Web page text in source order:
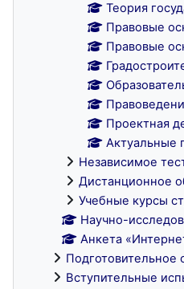
Теория
Правовые
Правовые
Проектная
Актуальные
Независимое
Дистанционное
Учебные курсы
Научно-
Анкета
Подготовительное
Вступительные